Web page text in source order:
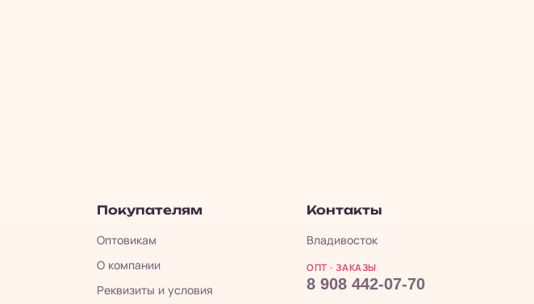
Покупателям
Оптовикам
О компании
Реквизиты и условия
Контакты
Владивосток
ОПТ · ЗАКАЗЫ
8 908 442-07-70